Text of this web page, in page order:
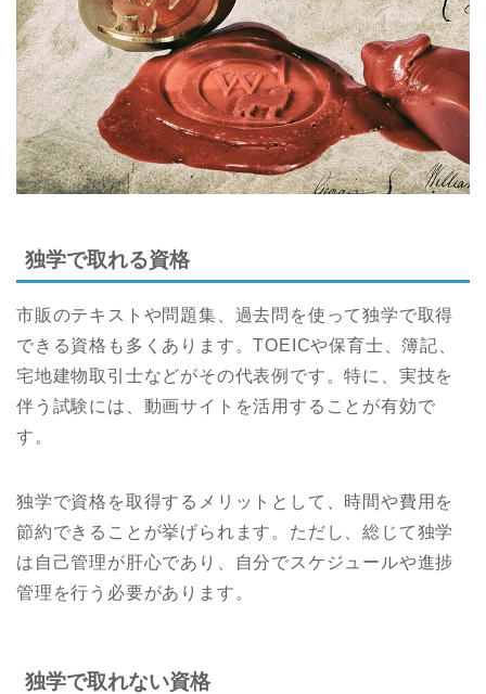
独学で取れる資格
市販のテキストや問題集、過去問を使って独学で取得
できる資格も多くあります。TOEICや保育士、簿記、
宅地建物取引士などがその代表例です。特に、実技を
伴う試験には、動画サイトを活用することが有効で
す。
独学で資格を取得するメリットとして、時間や費用を
節約できることが挙げられます。ただし、総じて独学
は自己管理が肝心であり、自分でスケジュールや進捗
管理を行う必要があります。
独学で取れない資格